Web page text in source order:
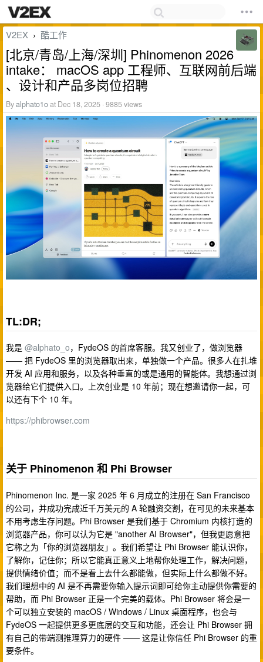
V2EX › 酷工作
[北京/青岛/上海/深圳] Phinomenon 2026
intake： macOS app 工程师、互联网前后端
、设计和产品多岗位招聘
Byalphato1oat Dec 18, 2025 · 9885 views
TL:DR;
我是 @alphato_o，FydeOS 的首席客服。我又创业了，做浏览器
—— 把 FydeOS 里的浏览器取出来，单独做一个产品。很多人在扎堆
开发 AI 应用和服务，以及各种垂直的或是通用的智能体。我想通过浏
览器给它们提供入口。上次创业是 10 年前；现在想邀请你一起，可
以还有下个 10 年。
https://phibrowser.com
关于 Phinomenon 和 Phi Browser
Phinomenon Inc. 是一家 2025 年 6 月成立的注册在 San Francisco
的公司，并成功完成近千万美元的 A 轮融资交割，在可见的未来基本
不用考虑生存问题。Phi Browser 是我们基于 Chromium 内核打造的
浏览器产品，你可以认为它是 "another AI Browser"，但我更愿意把
它称之为「你的浏览器朋友」。我们希望让 Phi Browser 能认识你，
了解你，记住你；所以它能真正意义上地帮你处理工作，解决问题，
提供情绪价值；而不是看上去什么都能做，但实际上什么都做不好。
我们理想中的 AI 是不再需要你输入提示词即可给你主动提供你需要的
帮助，而 Phi Browser 正是一个完美的载体。Phi Browser 将会是一
个可以独立安装的 macOS / Windows / Linux 桌面程序，也会与
FydeOS 一起提供更多更底层的交互和功能，还会让 Phi Browser 拥
有自己的带端测推理算力的硬件 —— 这是让你信任 Phi Browser 的重
要条件。